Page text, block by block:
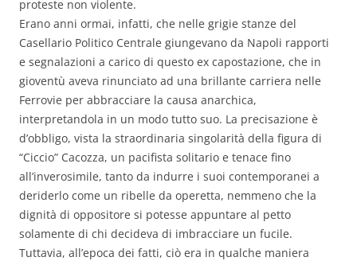
proteste non violente.
Erano anni ormai, infatti, che nelle grigie stanze del
Casellario Politico Centrale giungevano da Napoli rapporti
e segnalazioni a carico di questo ex capostazione, che in
gioventù aveva rinunciato ad una brillante carriera nelle
Ferrovie per abbracciare la causa anarchica,
interpretandola in un modo tutto suo. La precisazione è
d’obbligo, vista la straordinaria singolarità della figura di
“Ciccio” Cacozza, un pacifista solitario e tenace fino
all’inverosimile, tanto da indurre i suoi contemporanei a
deriderlo come un ribelle da operetta, nemmeno che la
dignità di oppositore si potesse appuntare al petto
solamente di chi decideva di imbracciare un fucile.
Tuttavia, all’epoca dei fatti, ciò era in qualche maniera